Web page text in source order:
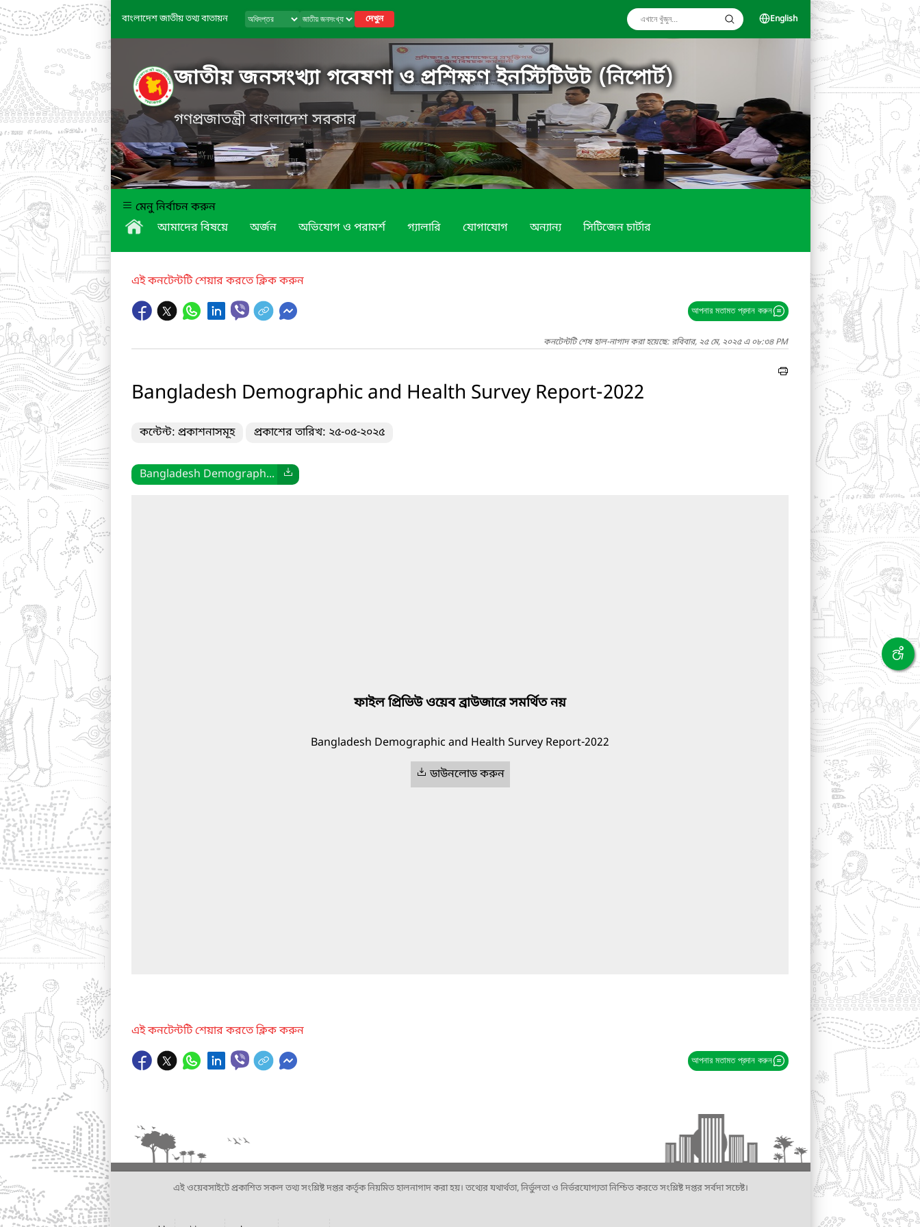
বাংলাদেশ জাতীয় তথ্য বাতায়ন দেখুন English
জাতীয় জনসংখ্যা গবেষণা ও প্রশিক্ষণ ইনস্টিটিউট (নিপোর্ট)
গণপ্রজাতন্ত্রী বাংলাদেশ সরকার
মেনু নির্বাচন করুন
আমাদের বিষয়ে
অর্জন অভিযোগ ও পরামর্শ গ্যালারি যোগাযোগ অন্যান্য সিটিজেন চার্টার
এই কনটেন্টটি শেয়ার করতে ক্লিক করুন
আপনার মতামত প্রদান করুন
কনটেন্টটি শেষ হাল-নাগাদ করা হয়েছে: রবিবার, ২৫ মে, ২০২৫ এ ০৮:৩৪ PM
Bangladesh Demographic and Health Survey Report-2022
কন্টেন্ট: প্রকাশনাসমূহ প্রকাশের তারিখ: ২৫-০৫-২০২৫
Bangladesh Demograph...
ফাইল প্রিভিউ ওয়েব ব্রাউজারে সমর্থিত নয়
Bangladesh Demographic and Health Survey Report-2022
ডাউনলোড করুন
এই কনটেন্টটি শেয়ার করতে ক্লিক করুন
আপনার মতামত প্রদান করুন
এই ওয়েবসাইটে প্রকাশিত সকল তথ্য সংশ্লিষ্ট দপ্তর কর্তৃক নিয়মিত হালনাগাদ করা হয়। তথ্যের যথার্থতা, নির্ভুলতা ও নির্ভরযোগ্যতা নিশ্চিত করতে সংশ্লিষ্ট দপ্তর সর্বদা সচেষ্ট।